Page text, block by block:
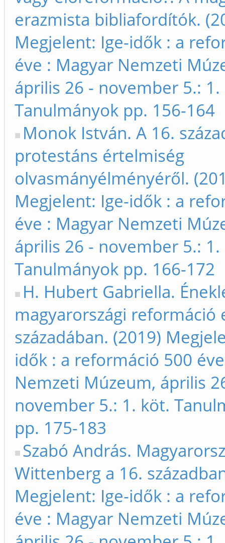
erazmista bibliafordítók.
Megjelent: Ige-idők : a
éve : Magyar Nemzeti
április 26 - november 5.:
Tanulmányok pp. 156-164
Monok István. A 16.
protestáns értelmiség
olvasmányélményéről.
Megjelent: Ige-idők : a
éve : Magyar Nemzeti
április 26 - november 5.:
Tanulmányok pp. 166-172
H. Hubert Gabriella.
magyarországi reformáció
századában. (2019)
idők : a reformáció 500
Nemzeti Múzeum, április
november 5.: 1. köt.
pp. 175-183
Szabó András.
Wittenberg a 16.
Megjelent: Ige-idők : a
éve : Magyar Nemzeti